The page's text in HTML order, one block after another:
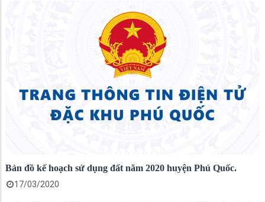
Bản đồ kế hoạch sử dụng đất năm 2020 huyện Phú Quốc.
17/03/2020